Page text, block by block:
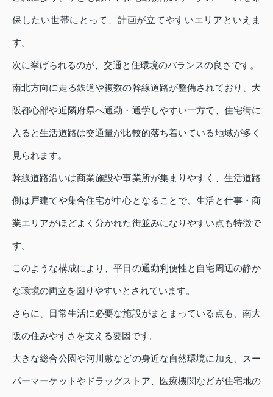
保したい世帯にとって、計画が立てやすいエリアといえま
す。
次に挙げられるのが、交通と住環境のバランスの良さです。
南北方向に走る鉄道や複数の幹線道路が整備されており、大
阪都心部や近隣府県へ通勤・通学しやすい一方で、住宅街に
入ると生活道路は交通量が比較的落ち着いている地域が多く
見られます。
幹線道路沿いは商業施設や事業所が集まりやすく、生活道路
側は戸建てや集合住宅が中心となることで、生活と仕事・商
業エリアがほどよく分かれた街並みになりやすい点も特徴で
す。
このような構成により、平日の通勤利便性と自宅周辺の静か
な環境の両立を図りやすいとされています。
さらに、日常生活に必要な施設がまとまっている点も、南大
阪の住みやすさを支える要因です。
大きな総合公園や河川敷などの身近な自然環境に加え、スー
パーマーケットやドラッグストア、医療機関などが住宅地の